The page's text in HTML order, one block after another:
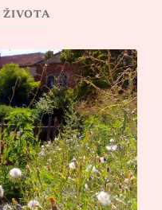
ŽIVOTA